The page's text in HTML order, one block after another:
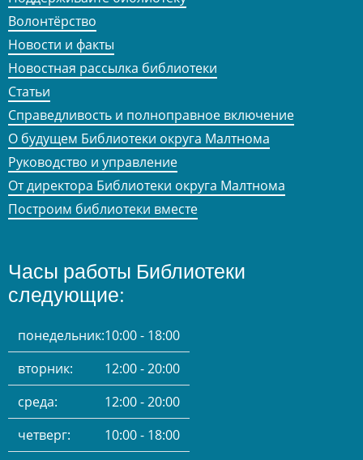
Волонтёрство
Новости и факты
Новостная рассылка библиотеки
Статьи
Справедливость и полноправное включение
О будущем Библиотеки округа Малтнома
Руководство и управление
От директора Библиотеки округа Малтнома
Построим библиотеки вместе
Часы работы Библиотеки
следующие:
понедельник:10:00 - 18:00
вторник:
12:00 - 20:00
среда:
12:00 - 20:00
четверг:
10:00 - 18:00